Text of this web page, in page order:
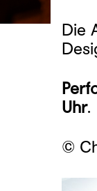
Die
Uhr.
©